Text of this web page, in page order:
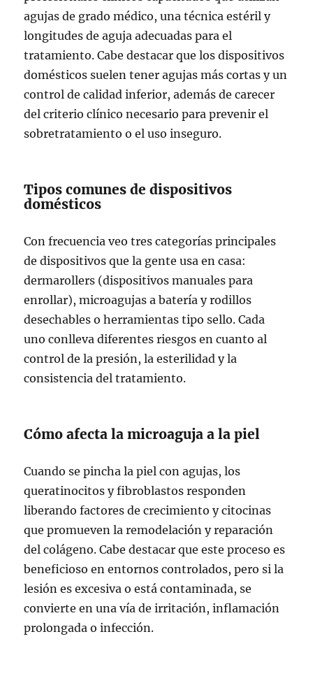
agujas de grado médico, una técnica estéril y
longitudes de aguja adecuadas para el
tratamiento. Cabe destacar que los dispositivos
domésticos suelen tener agujas más cortas y un
control de calidad inferior, además de carecer
del criterio clínico necesario para prevenir el
sobretratamiento o el uso inseguro.
Tipos comunes de dispositivos
domésticos
Con frecuencia veo tres categorías principales
de dispositivos que la gente usa en casa:
dermarollers (dispositivos manuales para
enrollar), microagujas a batería y rodillos
desechables o herramientas tipo sello. Cada
uno conlleva diferentes riesgos en cuanto al
control de la presión, la esterilidad y la
consistencia del tratamiento.
Cómo afecta la microaguja a la piel
Cuando se pincha la piel con agujas, los
queratinocitos y fibroblastos responden
liberando factores de crecimiento y citocinas
que promueven la remodelación y reparación
del colágeno. Cabe destacar que este proceso es
beneficioso en entornos controlados, pero si la
lesión es excesiva o está contaminada, se
convierte en una vía de irritación, inflamación
prolongada o infección.